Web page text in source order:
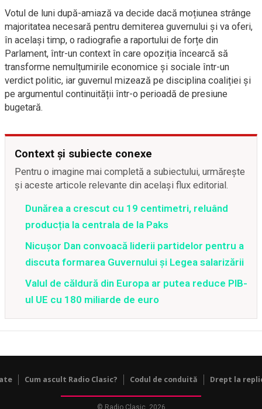
Votul de luni după-amiază va decide dacă moțiunea strânge
majoritatea necesară pentru demiterea guvernului și va oferi,
în același timp, o radiografie a raportului de forțe din
Parlament, într-un context în care opoziția încearcă să
transforme nemulțumirile economice și sociale într-un
verdict politic, iar guvernul mizează pe disciplina coaliției și
pe argumentul continuității într-o perioadă de presiune
bugetară.
Context și subiecte conexe
Pentru o imagine mai completă a subiectului, urmărește
și aceste articole relevante din același flux editorial.
Dunărea a crescut cu 19 centimetri, reluând
producția la centrala de la Paks
Nicușor Dan convoacă liderii partidelor pentru a
discuta formarea Guvernului și Legea salarizării
Valul de căldură din Europa ar putea reduce PIB-
ul UE cu 180 miliarde de euro
Cum ascult Radio Clasic? Codul de conduită Drept la
© Radio Clasic, 2026